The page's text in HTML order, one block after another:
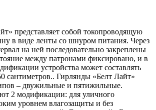
представляет собой токопроводящую
в виде ленты со шнуром питания. Через
на ней последовательно закреплены
между патронами фиксировано, и в
устройства может составлять
сантиметров.. Гирлянды «Белт Лайт»
– двужильные и пятижильные.
2 модификации: для уличного
уровнем влагозащиты и без